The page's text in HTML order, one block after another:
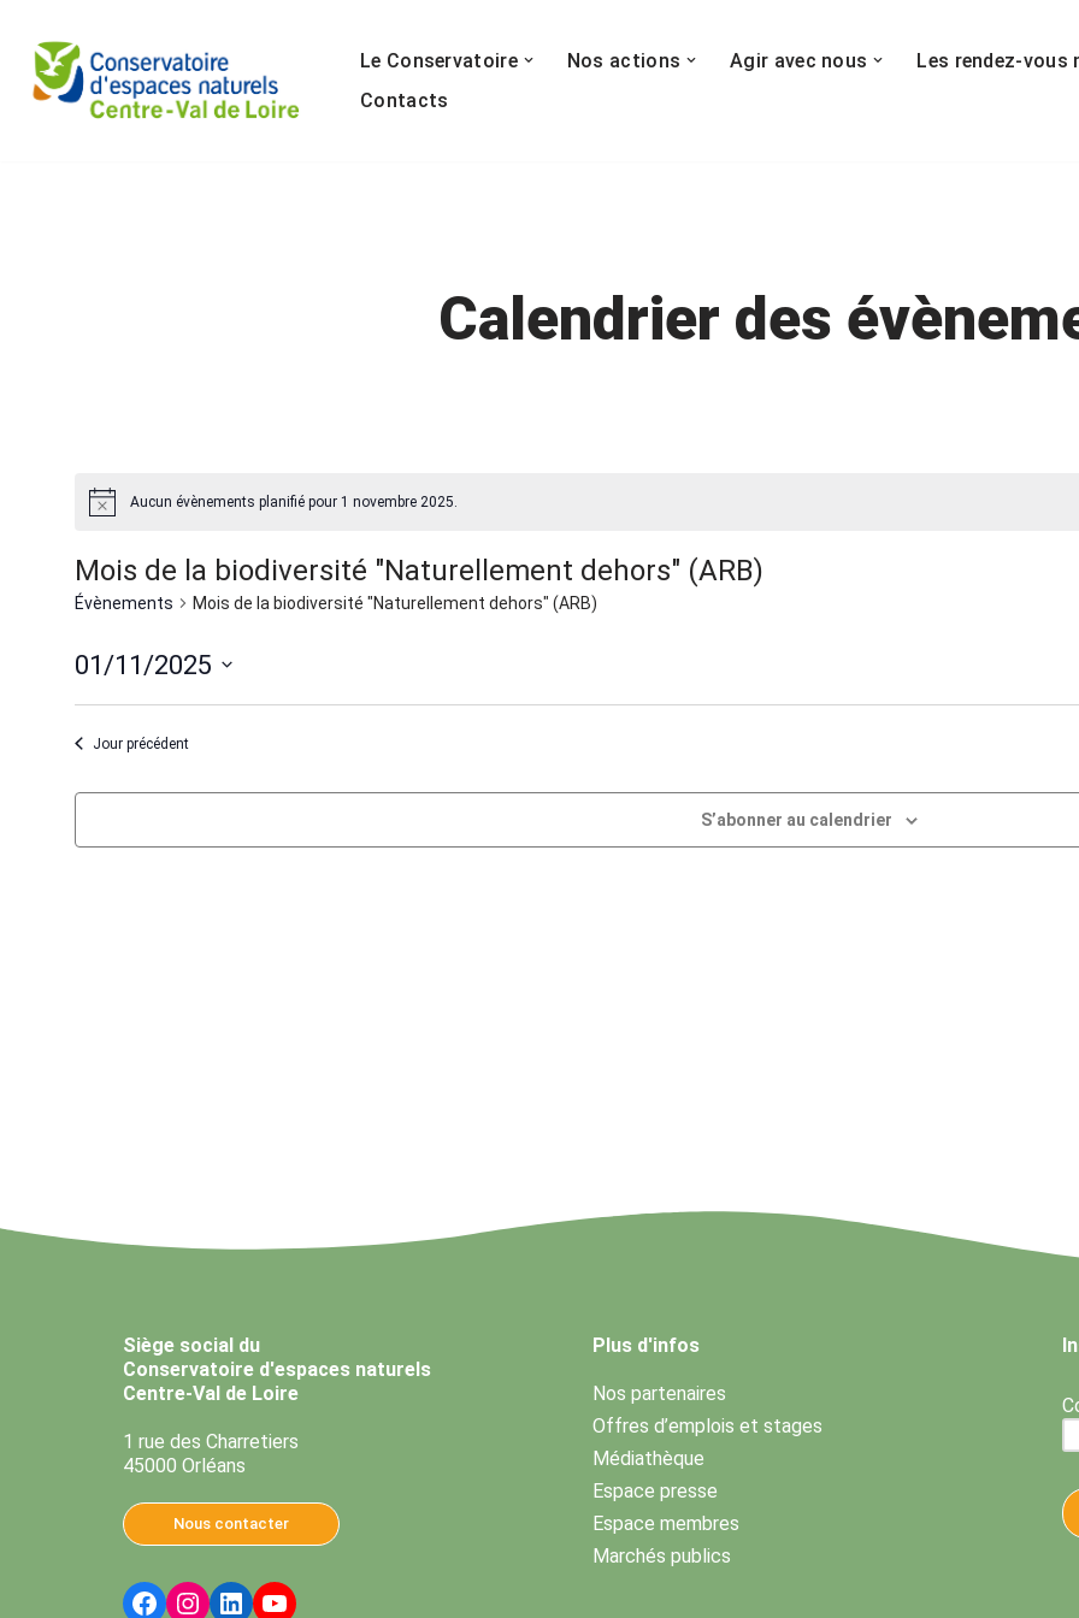
Aller
au
Le Conservatoire Nos actions Agir avec nous Les rendez-vous
Contacts
Calendrier des
Aucun évènements planifié pour 1 novembre 2025.
Mois de la biodiversité "Naturellement dehors" (ARB)
Évènements Mois de la biodiversité "Naturellement dehors" (ARB)
01/11/2025
Sélectionnez
uneJour précédent
S’abonner au calendrier
Siège social du
Conservatoire d'espaces naturels
Centre-Val de Loire
1 rue des Charretiers
45000 Orléans
Nous contacter
Plus d'infos
Nos partenaires
Offres d’emplois et stages
Médiathèque
Espace presse
Espace membres
Marchés publics